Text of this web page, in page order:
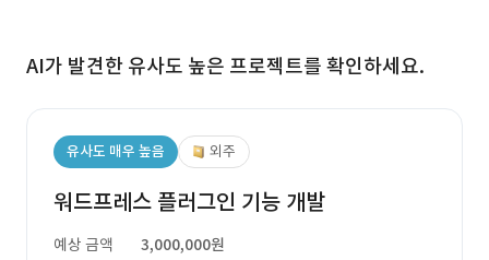
AI가 발견한 유사도 높은 프로젝트를 확인하세요.
유사도 매우 높음 외주
워드프레스 플러그인 기능 개발
예상 금액
3,000,000원